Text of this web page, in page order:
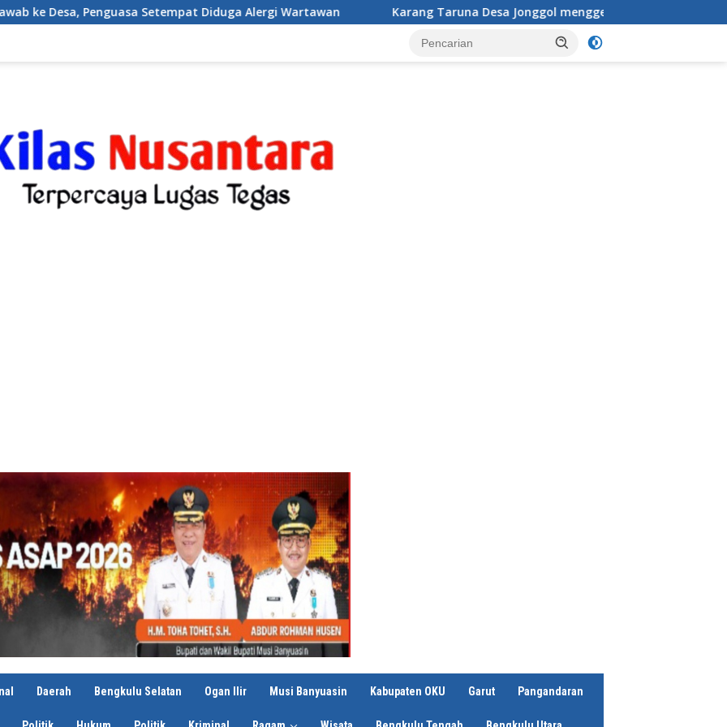
Diduga Alergi Wartawan Karang Taruna Desa Jonggol menggelar aksi penataan dan pembersihan
Daerah Bengkulu Selatan Ogan Ilir Musi Banyuasin Kabupaten OKU Garut Pangandaran